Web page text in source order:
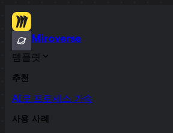
Miroverse
템플릿
추천
AI로 프로세스 가속
사용 사례